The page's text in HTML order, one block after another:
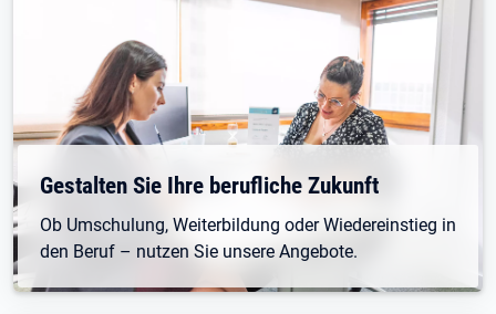
Gestalten Sie Ihre berufliche Zukunft
Ob Umschulung, Weiterbildung oder Wiedereinstieg in
den Beruf – nutzen Sie unsere Angebote.